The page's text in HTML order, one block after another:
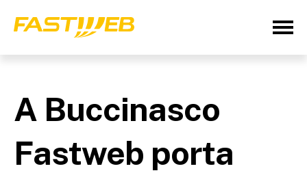
A Buccinasco
Fastweb porta